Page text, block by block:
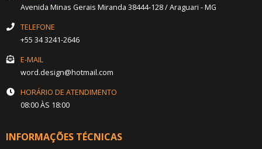
Avenida Minas Gerais Miranda 38444-128/Araguari - MG
TELEFONE
+55 34 3241-2646
E-MAIL
word.design@hotmail.com
HORÁRIO DE ATENDIMENTO
08:00 ÀS 18:00
INFORMAÇÕES TÉCNICAS